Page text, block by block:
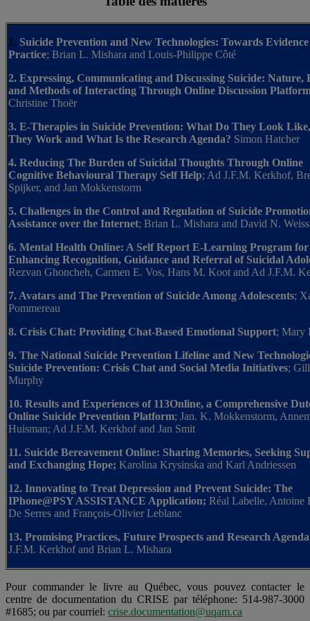
1. Suicide Prevention and New Technologies: Towards Evidence
Practice; Brian L. Mishara and Louis-Philippe Côté
2. Expressing, Communicating and Discussing Suicide: Nature,
and Methods of Interacting Through Online Discussion
Christine Thoër
3. E-Therapies in Suicide Prevention: What Do They Look
They Work and What Is the Research Agenda? Simon Hatcher
4. Reducing The Burden of Suicidal Thoughts Through Online
Cognitive Behavioural Therapy Self Help; Ad J.F.M. Kerkhof,
Spijker, and Jan Mokkenstorm
5. Challenges in the Control and Regulation of Suicide
Assistance over the Internet; Brian L. Mishara and David N.
6. Mental Health Online: A Self Report E-Learning Program for
Enhancing Recognition, Guidance and Referral of Suicidal
Rezvan Ghoncheh, Carmen E. Vos, Hans M. Koot and Ad J.F.M.
7. Avatars and The Prevention of Suicide Among Adolescents;
Pommereau
8. Crisis Chat: Providing Chat-Based Emotional Support; Mary
9. The National Suicide Prevention Lifeline and New
Suicide Prevention: Crisis Chat and Social Media Initiatives;
Murphy
10. Results and Experiences of 113Online, a Comprehensive
Online Suicide Prevention Platform; Jan. K. Mokkenstorm,
Huisman; Ad J.F.M. Kerkhof and Jan Smit
11. Suicide Bereavement Online: Sharing Memories, Seeking
and Exchanging Hope; Karolina Krysinska and Karl Andriessen
12. Innovating to Treat Depression and Prevent Suicide: The
IPhone@PSY ASSISTANCE Application; Réal Labelle, Antoine
De Serres and François-Olivier Leblanc
13. Promising Practices, Future Prospects and Research Agenda
J.F.M. Kerkhof and Brian L. Mishara
Pour commander le livre au Québec, vous pouvez contacter le
centre de documentation du CRISE par téléphone: 514-987-3000
#1685; ou par courriel: crise.documentation@uqam.ca